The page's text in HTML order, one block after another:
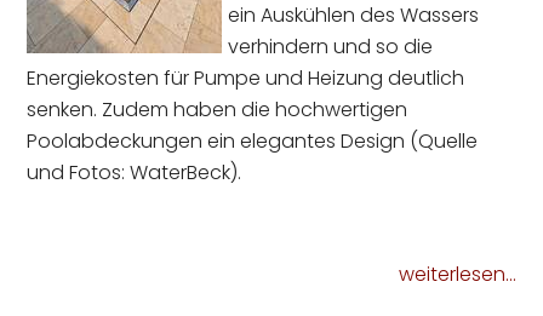
ein Auskühlen des Wassers
verhindern und so die
Energiekosten für Pumpe und Heizung deutlich
senken. Zudem haben die hochwertigen
Poolabdeckungen ein elegantes Design (Quelle
und Fotos: WaterBeck).
weiterlesen...